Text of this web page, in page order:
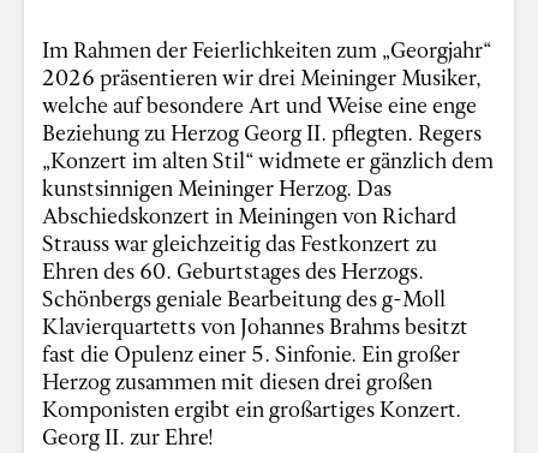
Im Rahmen der Feierlichkeiten zum „Georgjahr“
2026 präsentieren wir drei Meininger Musiker,
welche auf besondere Art und Weise eine enge
Beziehung zu Herzog Georg II. pflegten. Regers
„Konzert im alten Stil“ widmete er gänzlich dem
kunstsinnigen Meininger Herzog. Das
Abschiedskonzert in Meiningen von Richard
Strauss war gleichzeitig das Festkonzert zu
Ehren des 60. Geburtstages des Herzogs.
Schönbergs geniale Bearbeitung des g-Moll
Klavierquartetts von Johannes Brahms besitzt
fast die Opulenz einer 5. Sinfonie. Ein großer
Herzog zusammen mit diesen drei großen
Komponisten ergibt ein großartiges Konzert.
Georg II. zur Ehre!